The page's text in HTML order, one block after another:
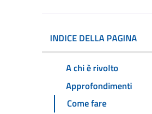
INDICE DELLA PAGINA
A chi è rivolto
Approfondimenti
Come fare